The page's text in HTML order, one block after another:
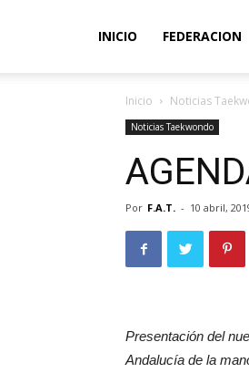
INICIO FEDERACION
Inicio Noticias
Noticias Taekwondo
Por F.A.T. - 10 abril,
Presentación del
Andalucía de la